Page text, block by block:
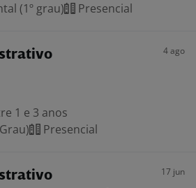
(1º grau)
Presencial
4 ago
1 e 3 anos
Presencial
17 jun